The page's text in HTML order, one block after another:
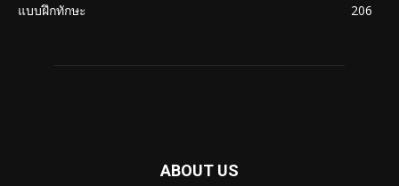
แบบฝึกทักษะ
206
ABOUT US